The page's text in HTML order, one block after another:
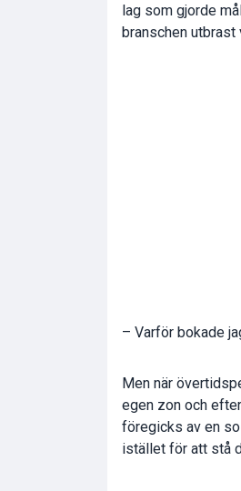
lag som gjorde
branschen utbrast
– Varför bokade
Men när
egen zon och
föregicks av en
istället för att stå